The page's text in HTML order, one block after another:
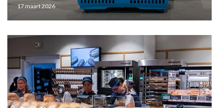
17 maart 2026